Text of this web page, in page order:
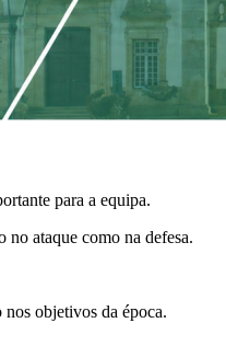
para a equipa.
ataque como na defesa.
objetivos da época.